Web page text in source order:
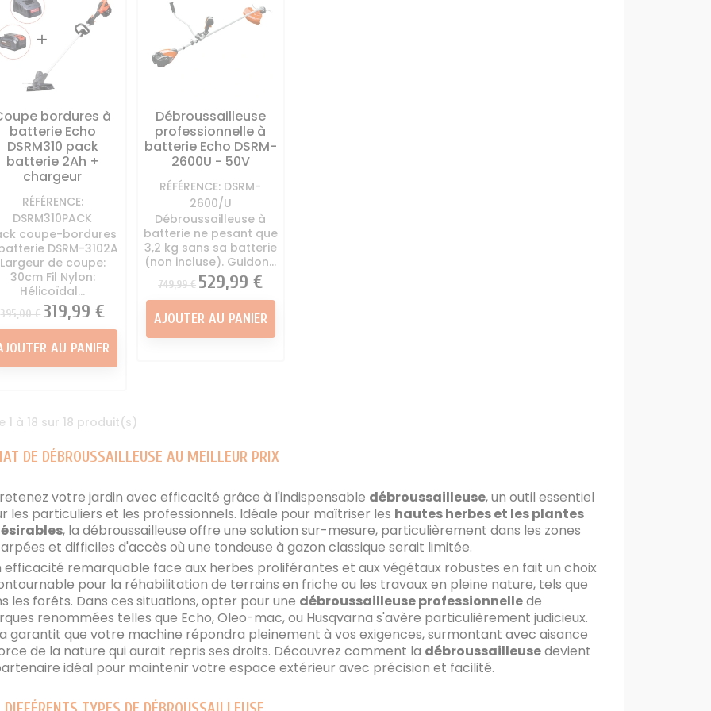
DE DÉBROUSSAILLEUSE AU MEILLEUR PRIX
votre jardin avec efficacité grâce à l'indispensable débroussailleuse, un outil essentiel
les particuliers et les professionnels. Idéale pour maîtriser les hautes herbes et les plantes
, la débroussailleuse offre une solution sur-mesure, particulièrement dans les zones
et difficiles d'accès où une tondeuse à gazon classique serait limitée.
efficacité remarquable face aux herbes proliférantes et aux végétaux robustes en fait un choix
pour la réhabilitation de terrains en friche ou les travaux en pleine nature, tels que
les forêts. Dans ces situations, opter pour une débroussailleuse professionnellede
renommées telles que Echo, Oleo-mac, ou Husqvarna s'avère particulièrement judicieux.
garantit que votre machine répondra pleinement à vos exigences, surmontant avec aisance
de la nature qui aurait repris ses droits. Découvrez comment la débroussailleusedevient
idéal pour maintenir votre espace extérieur avec précision et facilité.
bordures à
batterie Echo
DSRM310 pack
batterie 2Ah +
chargeur
RÉFÉRENCE:
DSRM310PACK
coupe-bordures
DSRM-3102A
Largeur de coupe:
30cm Fil Nylon:
Hélicoïdal...
Prix
395,00 € Prix
319,99 €
AU PANIER
Débroussailleuse
professionnelle à
batterie Echo DSRM-
2600U - 50V
RÉFÉRENCE: DSRM-
2600/U
Débroussailleuse à
batterie ne pesant que
3,2 kg sans sa batterie
(non incluse). Guidon...
Prix
749,99 € Prix
529,99 €
AJOUTER AU PANIER
1 à 18 sur 18 produit(s)